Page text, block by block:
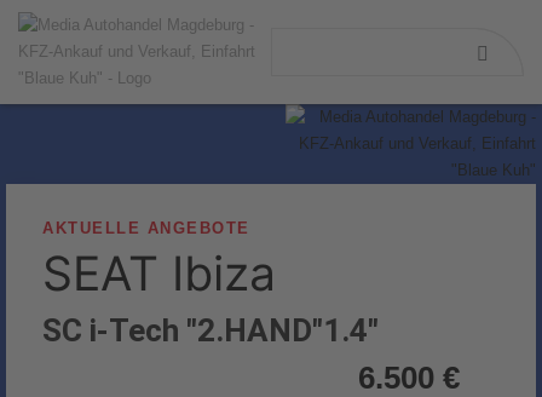
AKTUELLE ANGEBOTE
SEAT Ibiza
SC i-Tech "2.HAND"1.4"
6.500 €